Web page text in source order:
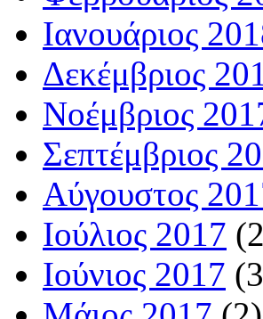
Ιανουάριος
Δεκέμβριος
Νοέμβριος
Σεπτέμβριος
Αύγουστος
Ιούλιος 2017
Ιούνιος 2017